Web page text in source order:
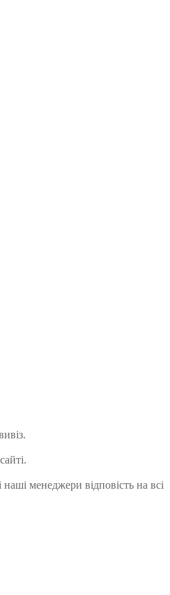
менеджери відповість на всі